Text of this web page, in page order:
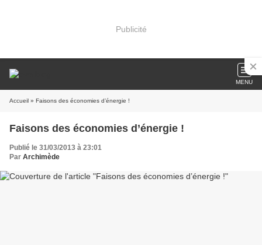
Publicité
MENU
Accueil » Faisons des économies d’énergie !
Faisons des économies d’énergie !
Publié le 31/03/2013 à 23:01
Par Archimède